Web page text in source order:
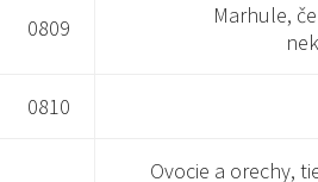
0809
Marhule,
0810
Ovocie a orechy,